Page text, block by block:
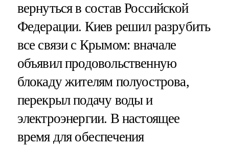
вернуться в состав Российской
Федерации. Киев решил разрубить
все связи с Крымом: вначале
объявил продовольственную
блокаду жителям полуострова,
перекрыл подачу воды и
электроэнергии. В настоящее
время для обеспечения